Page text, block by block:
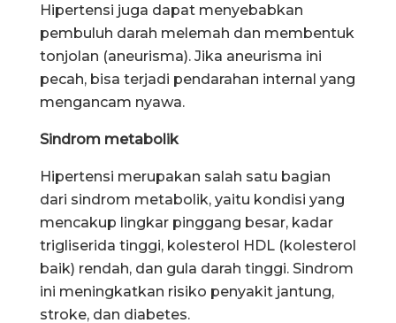
Hipertensi juga dapat menyebabkan
pembuluh darah melemah dan membentuk
tonjolan (aneurisma). Jika aneurisma ini
pecah, bisa terjadi pendarahan internal yang
mengancam nyawa.
Sindrom metabolik
Hipertensi merupakan salah satu bagian
dari sindrom metabolik, yaitu kondisi yang
mencakup lingkar pinggang besar, kadar
trigliserida tinggi, kolesterol HDL (kolesterol
baik) rendah, dan gula darah tinggi. Sindrom
ini meningkatkan risiko penyakit jantung,
stroke, dan diabetes.